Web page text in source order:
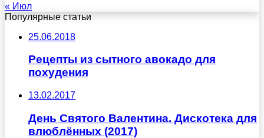
« Июл
Популярные статьи
25.06.2018
Рецепты из сытного авокадо для
похудения
13.02.2017
День Святого Валентина. Дискотека для
влюблённых (2017)